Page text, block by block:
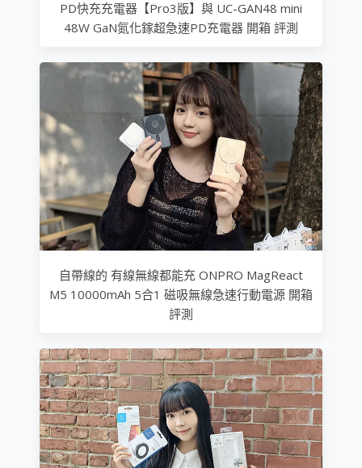
PD快充充電器【Pro3版】與 UC-GAN48 mini
48W GaN氮化鎵超急速PD充電器 開箱 評測
自帶線的 有線無線都能充 ONPRO MagReact
M5 10000mAh 5合1 磁吸無線急速行動電源 開箱
評測